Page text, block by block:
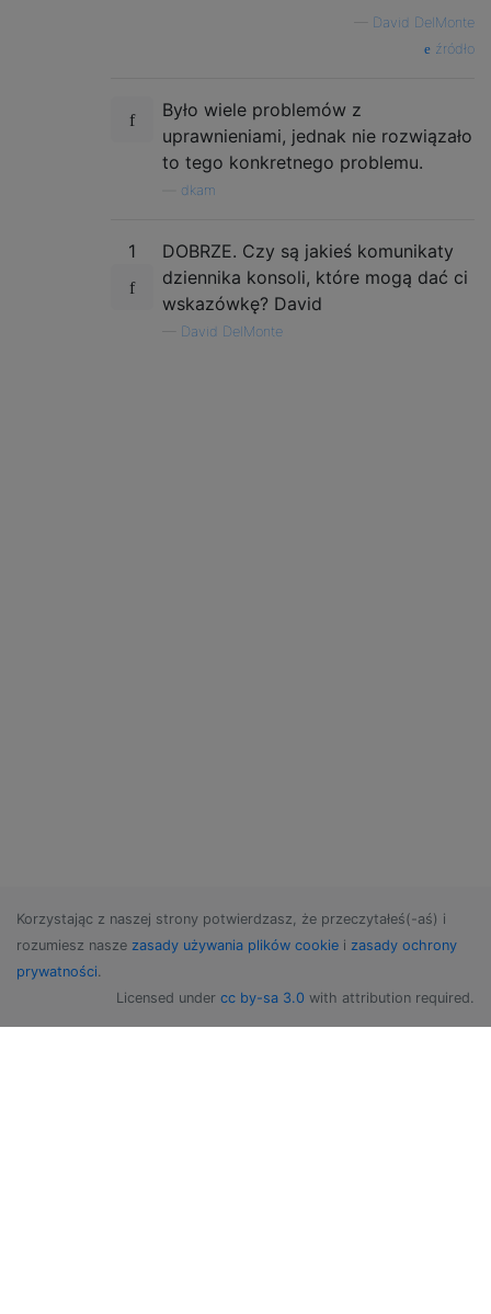
David DelMonte
źródło
Było wiele problemów z
uprawnieniami, jednak nie rozwiązało
to tego konkretnego problemu.
dkam
1
DOBRZE. Czy są jakieś komunikaty
dziennika konsoli, które mogą dać ci
wskazówkę? David
David DelMonte
Korzystając z naszej strony potwierdzasz, że przeczytałeś(-aś) i
rozumiesz nasze zasady używania plików cookie i zasady ochrony
prywatności.
Licensed under cc by-sa 3.0 with attribution required.